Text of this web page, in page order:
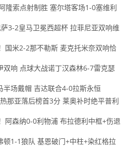
隆索点射制胜 塞尔塔客场1-0塞维利
3-2皇马卫冕西超杯 拉菲尼亚双响维
国米2-2那不勒斯 麦克托米奈双响恰
响 点球大战诺丁汉森林6-7雷克瑟
场戴帽 吉达联合4-0拉斯永恒
那亚落后榜首3分 莱奥补时绝平普利
阿森纳0-0利物浦 布拉德利中框+伤退
1-1狼队 基恩破门+中柱+染红格拉